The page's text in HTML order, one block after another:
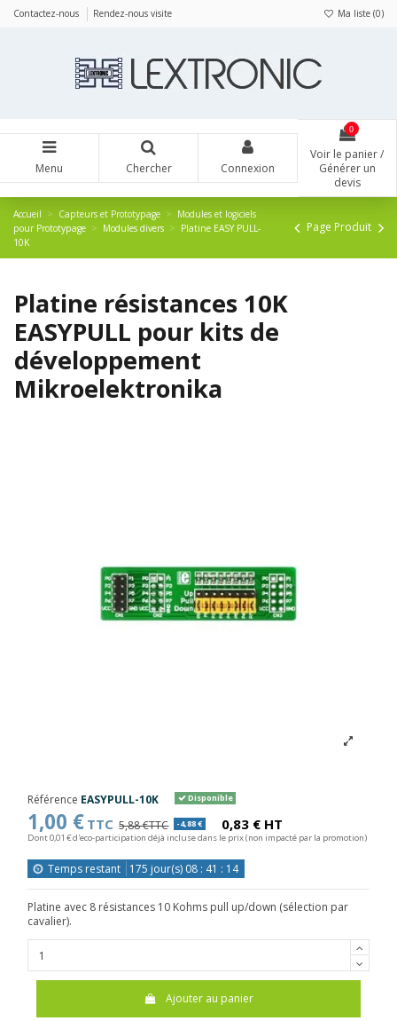
Contactez-nous Rendez-nous visite Ma liste (0)
Menu Chercher Connexion
0
Voir le panier /
Générer un
devis
Accueil Capteurs et Prototypage
Modules et logiciels
pour Prototypage
Modules divers
Platine EASY PULL-
10K
Page Produit
Platine résistances 10K
EASYPULL pour kits de
développement
Mikroelektronika
Référence EASYPULL-10K Disponible
1,00 € TTC 5,88 €TTC -4,88 € 0,83 € HT
Dont 0,01 € d'eco-participation déjà incluse dans le prix (non impacté par la promotion)
Temps restant 175 jour(s) 08 : 41 : 13
Platine avec 8 résistances 10 Kohms pull up/down (sélection par
cavalier).
Ajouter au panier
Panneau de gestion des cookies